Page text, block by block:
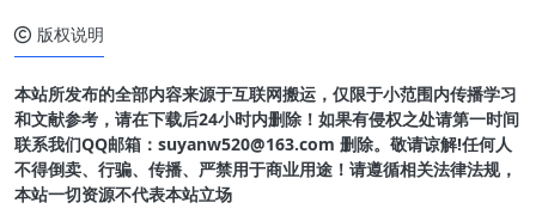
版权说明
本站所发布的全部内容来源于互联网搬运，仅限于小范围内传播学习
和文献参考，请在下载后24小时内删除！如果有侵权之处请第一时间
联系我们QQ邮箱：suyanw520@163.com 删除。敬请谅解!任何人
不得倒卖、行骗、传播、严禁用于商业用途！请遵循相关法律法规，
本站一切资源不代表本站立场